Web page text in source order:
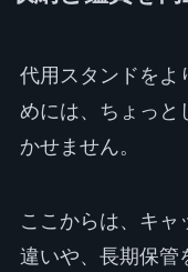
代用スタンドをよ
めには、ちょっと
かせません。
ここからは、キャ
違いや、長期保管